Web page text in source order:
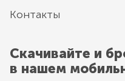
Контакты
Скачивайте и
в нашем